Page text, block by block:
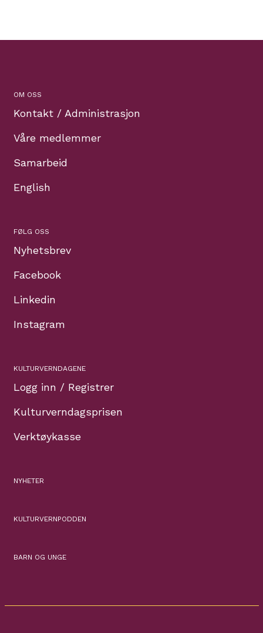
OM OSS
Kontakt / Administrasjon
Våre medlemmer
Samarbeid
English
FØLG OSS
Nyhetsbrev
Facebook
Linkedin
Instagram
KULTURVERNDAGENE
Logg inn / Registrer
Kulturverndagsprisen
Verktøykasse
NYHETER
KULTURVERNPODDEN
BARN OG UNGE